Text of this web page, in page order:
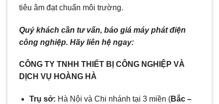
tiêu âm đạt chuẩn môi trường.
Quý khách cần tư vấn, báo giá máy phát điện
công nghiệp. Hãy liên hệ ngay:
CÔNG TY TNHH THIẾT BỊ CÔNG NGHIỆP VÀ
DỊCH VỤ HOÀNG HÀ
Trụ sở: Hà Nội và Chi nhánh tại 3 miền (Bắc –